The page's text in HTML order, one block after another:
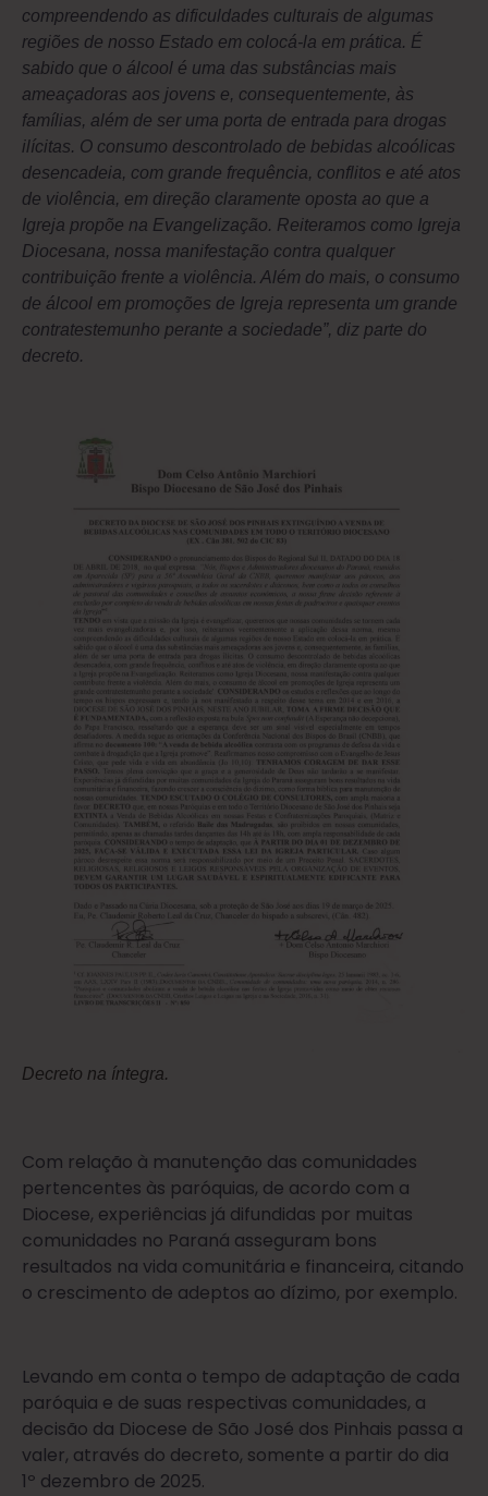
compreendendo as dificuldades culturais de algumas
regiões de nosso Estado em colocá-la em prática. É
sabido que o álcool é uma das substâncias mais
ameaçadoras aos jovens e, consequentemente, às
famílias, além de ser uma porta de entrada para drogas
ilícitas. O consumo descontrolado de bebidas alcoólicas
desencadeia, com grande frequência, conflitos e até atos
de violência, em direção claramente oposta ao que a
Igreja propõe na Evangelização. Reiteramos como Igreja
Diocesana, nossa manifestação contra qualquer
contribuição frente a violência. Além do mais, o consumo
de álcool em promoções de Igreja representa um grande
contratestemunho perante a sociedade”, diz parte do
decreto.
Decreto na íntegra.
Com relação à manutenção das comunidades
pertencentes às paróquias, de acordo com a
Diocese, experiências já difundidas por muitas
comunidades no Paraná asseguram bons
resultados na vida comunitária e financeira, citando
o crescimento de adeptos ao dízimo, por exemplo.
Levando em conta o tempo de adaptação de cada
paróquia e de suas respectivas comunidades, a
decisão da Diocese de São José dos Pinhais passa a
valer, através do decreto, somente a partir do dia
1º dezembro de 2025.